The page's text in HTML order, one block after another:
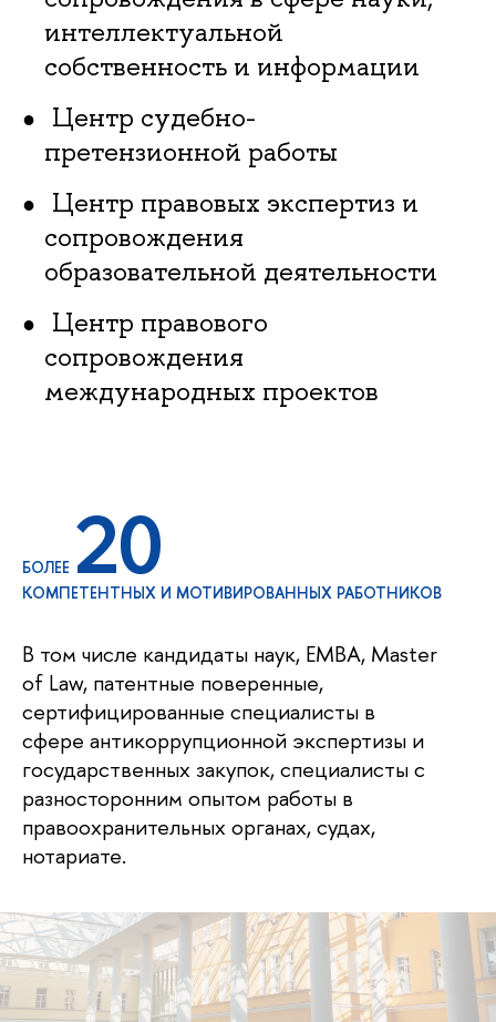
интеллектуальной
собственность и информации
Центр судебно-
претензионной работы
Центр правовых экспертиз и
сопровождения
образовательной деятельности
Центр правового
сопровождения
международных проектов
БОЛЕЕ 20
КОМПЕТЕНТНЫХ И МОТИВИРОВАННЫХ РАБОТНИКОВ
В том числе кандидаты наук, ЕМВА, Master
of Law, патентные поверенные,
сертифицированные специалисты в
сфере антикоррупционной экспертизы и
государственных закупок, специалисты с
разносторонним опытом работы в
правоохранительных органах, судах,
нотариате.